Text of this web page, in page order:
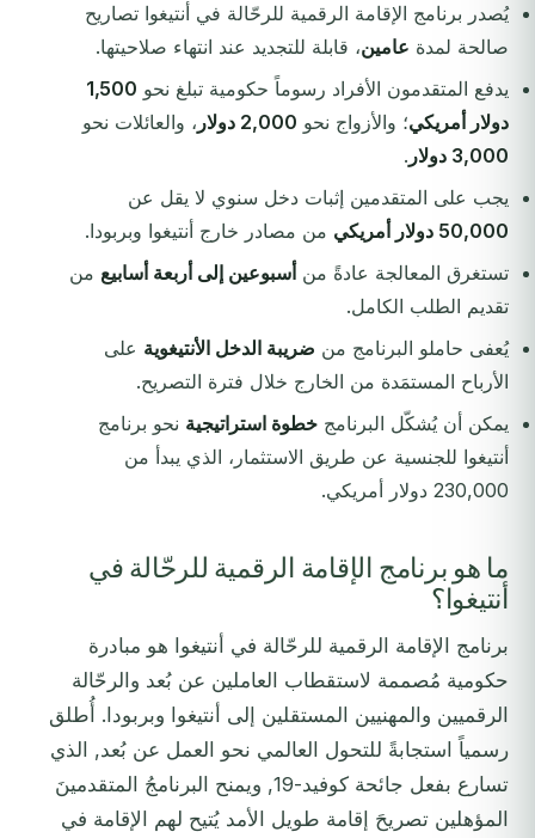
يُصدر برنامج الإقامة الرقمية للرحّالة في أنتيغوا تصاريح
صالحة لمدة عامين، قابلة للتجديد عند انتهاء صلاحيتها.
يدفع المتقدمون الأفراد رسوماً حكومية تبلغ نحو 1,500
دولار أمريكي؛ والأزواج نحو 2,000 دولار
، والعائلات نحو
3,000 دولار
.
يجب على المتقدمين إثبات دخل سنوي لا يقل عن
50,000 دولار أمريكي
من مصادر خارج أنتيغوا وبربودا.
تستغرق المعالجة عادةً من أسبوعين إلى أربعة أسابيع من
تقديم الطلب الكامل.
يُعفى حاملو البرنامج من ضريبة الدخل الأنتيغوية على
الأرباح المستمَدة من الخارج خلال فترة التصريح.
يمكن أن يُشكّل البرنامج خطوة استراتيجية نحو برنامج
أنتيغوا للجنسية عن طريق الاستثمار، الذي يبدأ من
230,000 دولار أمريكي.
ما هو برنامج الإقامة الرقمية للرحّالة في
أنتيغوا؟
برنامج الإقامة الرقمية للرحّالة في أنتيغوا هو مبادرة
حكومية مُصممة لاستقطاب العاملين عن بُعد والرحّالة
الرقميين والمهنيين المستقلين إلى أنتيغوا وبربودا. أُطلق
رسمياً استجابةً للتحول العالمي نحو العمل عن بُعد, الذي
تسارع بفعل جائحة كوفيد-19, ويمنح البرنامجُ المتقدمينَ
المؤهلين تصريحَ إقامة طويل الأمد يُتيح لهم الإقامة في